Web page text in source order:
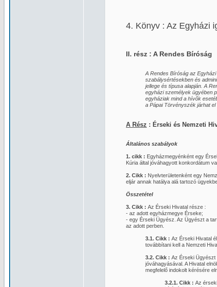
4. Könyv : Az Egyházi
II. rész : A Rendes Bíróság
A Rendes Bíróság az
szabálysértésekben és
jellege és típusa alapján. A
egyházi személyek ügyében
egyháziak mind a hívők
a Pápai Törvényszék járhat el
A Rész : Érseki és Nemzeti
Általános szabályok
1. cikk : Egyházmegyénként egy
Kúria által jóváhagyott konkordátum
2. Cikk : Nyelvterületenként egy
eljár annak hatálya alá tartozó
Összetétel
3. Cikk : Az Érseki Hivatal része :
- az adott egyházmegye Érseke;
- egy Érseki Ügyész. Az Ügyészt a
az adott perben.
3.1. Cikk : Az Érseki Hivatal
továbbítani kell a Nemzeti
3.2. Cikk : Az Érseki Ügyészt
jóváhagyásával. A Hivatal
megfelelő indokolt kérésére
3.2.1. Cikk : Az